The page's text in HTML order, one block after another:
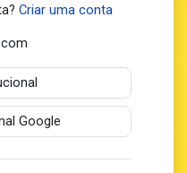
Criar uma conta
Google